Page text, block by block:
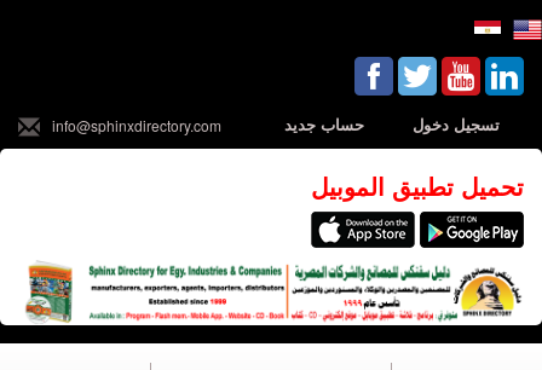
تسجيل دخول حساب جديد info@sphinxdirectory.com
تحميل تطبيق الموبيل